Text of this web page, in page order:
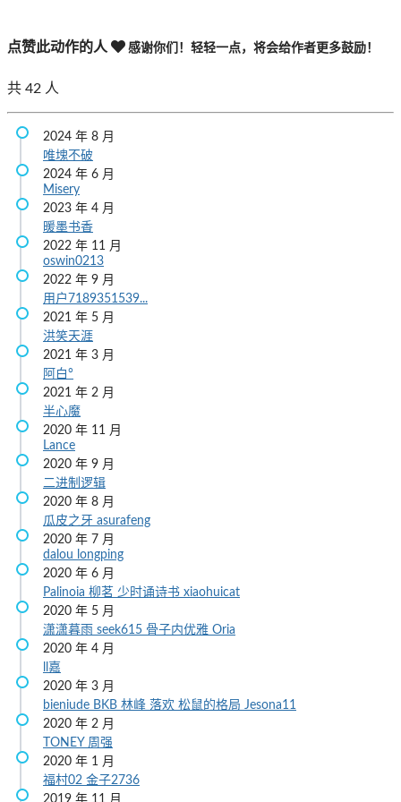
点赞此动作的人 感谢你们！轻轻一点，将会给作者更多鼓励！
共 42 人
2024 年 8 月
唯塊不破
2024 年 6 月
Misery
2023 年 4 月
暖墨书香
2022 年 11 月
oswin0213
2022 年 9 月
用户7189351539...
2021 年 5 月
洪笑天涯
2021 年 3 月
阿白°
2021 年 2 月
半心魔
2020 年 11 月
Lance
2020 年 9 月
二进制逻辑
2020 年 8 月
瓜皮之牙 asurafeng
2020 年 7 月
dalou longping
2020 年 6 月
Palinoia 柳茗 少时诵诗书 xiaohuicat
2020 年 5 月
潇潇暮雨 seek615 骨子内优雅 Oria
2020 年 4 月
ll嘉
2020 年 3 月
bieniude BKB 林峰 落欢 松鼠的格局 Jesona11
2020 年 2 月
TONEY 周强
2020 年 1 月
福村02 金子2736
2019 年 11 月